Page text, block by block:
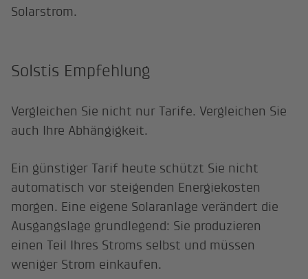
Solarstrom.
Solstis Empfehlung
Vergleichen Sie nicht nur Tarife. Vergleichen Sie
auch Ihre Abhängigkeit.
Ein günstiger Tarif heute schützt Sie nicht
automatisch vor steigenden Energiekosten
morgen. Eine eigene Solaranlage verändert die
Ausgangslage grundlegend: Sie produzieren
einen Teil Ihres Stroms selbst und müssen
weniger Strom einkaufen.